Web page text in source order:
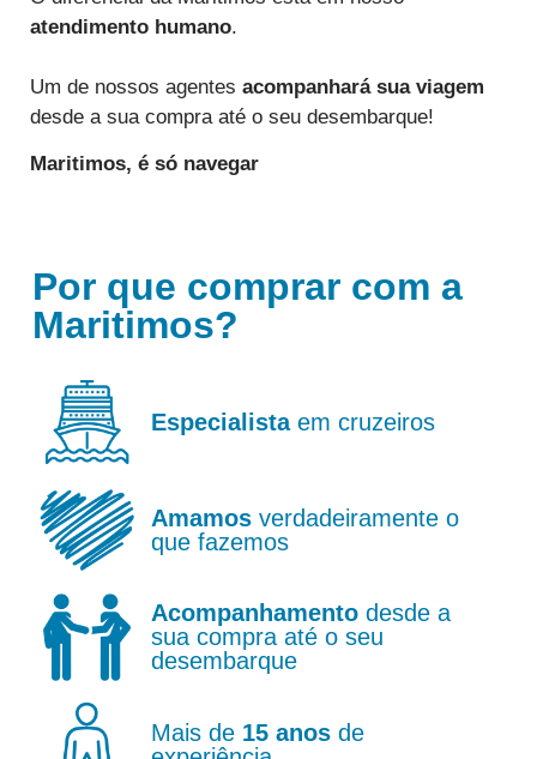
atendimento humano.
Um de nossos agentes acompanhará sua viagem
desde a sua compra até o seu desembarque!
Maritimos, é só navegar
Por que comprar com a
Maritimos?
Especialistaem cruzeiros
Amamosverdadeiramente o
que fazemos
Acompanhamentodesde a
sua compra até o seu
desembarque
Mais de 15 anosde